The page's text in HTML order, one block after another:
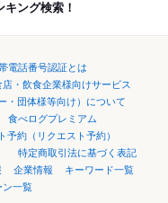
ング検索！
電話番号認証とは
店・飲食企業様向けサービス
・団体様等向け）について
食べログプレミアム
予約（リクエスト予約）
特定商取引法に基づく表記
企業情報
キーワード一覧
ン一覧